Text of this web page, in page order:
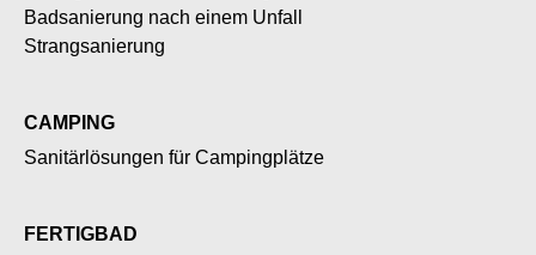
Badsanierung nach einem Unfall
Strangsanierung
CAMPING
Sanitärlösungen für Campingplätze
FERTIGBAD